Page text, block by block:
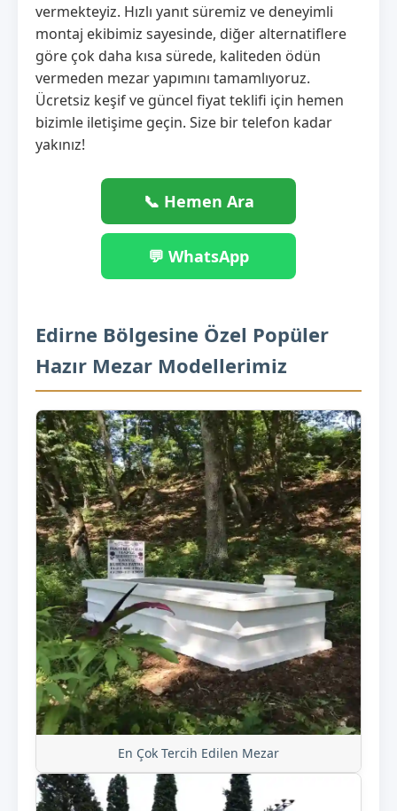
vermekteyiz. Hızlı yanıt süremiz ve deneyimli
montaj ekibimiz sayesinde, diğer alternatiflere
göre çok daha kısa sürede, kaliteden ödün
vermeden mezar yapımını tamamlıyoruz.
Ücretsiz keşif ve güncel fiyat teklifi için hemen
bizimle iletişime geçin. Size bir telefon kadar
yakınız!
📞 Hemen Ara
💬 WhatsApp
Edirne Bölgesine Özel Popüler
Hazır Mezar Modellerimiz
En Çok Tercih Edilen Mezar